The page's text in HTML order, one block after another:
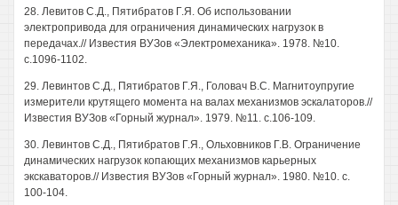
28. Левитов С.Д., Пятибратов Г.Я. Об использовании
электропривода для ограничения динамических нагрузок в
передачах.// Известия ВУЗов «Электромеханика». 1978. №10.
с.1096-1102.
29. Левинтов С.Д., Пятибратов Г.Я., Головач B.C. Магнитоупругие
измерители крутящего момента на валах механизмов эскалаторов.//
Известия ВУЗов «Горный журнал». 1979. №11. с.106-109.
30. Левинтов С.Д., Пятибратов Г.Я., Ольховников Г.В. Ограничение
динамических нагрузок копающих механизмов карьерных
экскаваторов.// Известия ВУЗов «Горный журнал». 1980. №10. с.
100-104.